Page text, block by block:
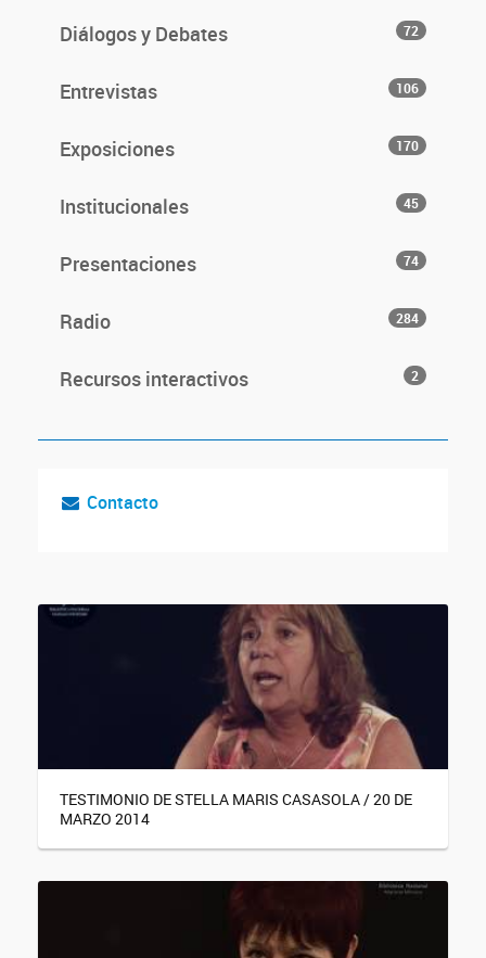
Diálogos y Debates 72
Entrevistas 106
Exposiciones 170
Institucionales 45
Presentaciones 74
Radio 284
Recursos interactivos 2
Contacto
TESTIMONIO DE STELLA MARIS CASASOLA / 20 DE
MARZO 2014